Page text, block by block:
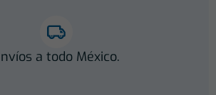
a todo México.